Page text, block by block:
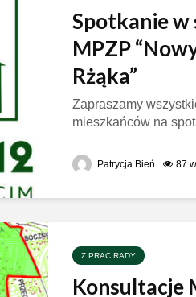
Spotkanie w
MPZP
Rżąka”
Zapraszamy
mieszkańców na
Patrycja Bień 87
Z PRAC RADY
Konsultacje